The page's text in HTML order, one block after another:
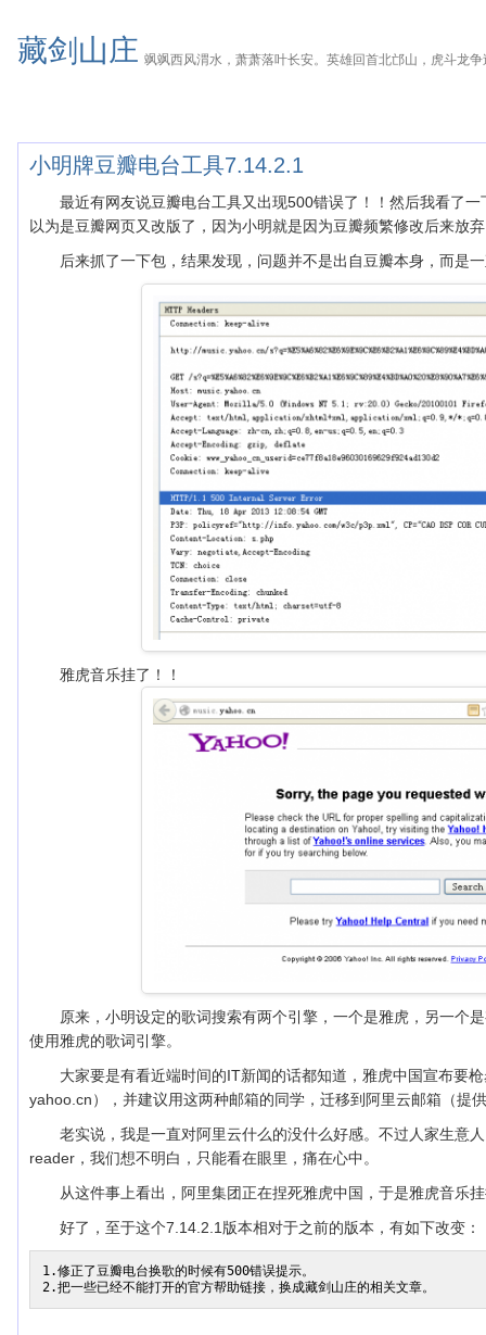
藏剑山庄 飒飒西风渭水，萧萧落叶长安。英雄回首北邙山，虎斗龙争
小明牌豆瓣电台工具7.14.2.1
最近有网友说豆瓣电台工具又出现500错误了！！然后我看了
以为是豆瓣网页又改版了，因为小明就是因为豆瓣频繁修改后来放
后来抓了一下包，结果发现，问题并不是出自豆瓣本身，而是
雅虎音乐挂了！！
原来，小明设定的歌词搜索有两个引擎，一个是雅虎，另一个
使用雅虎的歌词引擎。
大家要是有看近端时间的IT新闻的话都知道，雅虎中国宣布要
yahoo.cn），并建议用这两种邮箱的同学，迁移到阿里云邮箱（提
老实说，我是一直对阿里云什么的没什么好感。不过人家生意
reader，我们想不明白，只能看在眼里，痛在心中。
从这件事上看出，阿里集团正在捏死雅虎中国，于是雅虎音乐
好了，至于这个7.14.2.1版本相对于之前的版本，有如下改变：
1.修正了豆瓣电台换歌的时候有500错误提示。